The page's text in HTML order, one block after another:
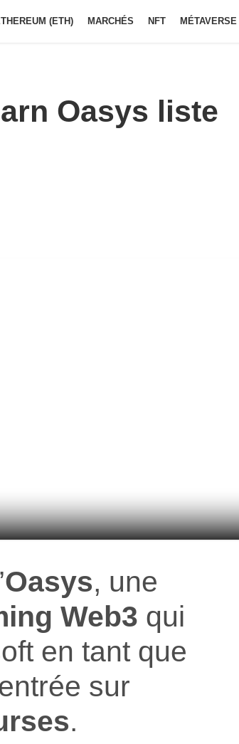
(ETH) MARCHÉS NFT MÉTAVERSE
Oasys liste
Oasys, une
Web3 qui
en tant que
sur
.